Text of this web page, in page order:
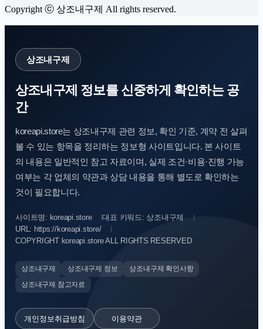
Copyright ⓒ 상조내구제 All rights reserved.
상조내구제
상조내구제 정보를 신중하게 확인하는 공
간
koreapi.store는 상조내구제 관련 정보, 확인 기준, 계약 전 살펴
볼 수 있는 항목을 정리하는 정보형 사이트입니다. 본 사이트
의 내용은 일반적인 참고 자료이며, 실제 조건·비용·진행 가능
여부는 각 업체의 약관과 상담 내용을 통해 별도로 확인하는
것이 필요합니다.
사이트명: koreapi.store
대표 키워드: 상조내구제
URL: https://koreapi.store/
COPYRIGHT koreapi.store ALL RIGHTS RESERVED
상조내구제 상조내구제 정보
상조내구제 확인사항
상조내구제 참고자료
개인정보취급방침 이용약관